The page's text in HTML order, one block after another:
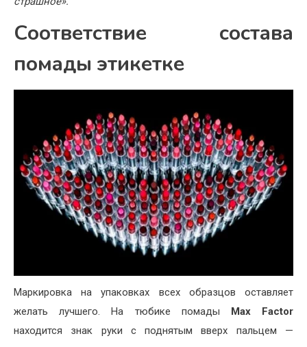
Соответствие состава
помады этикетке
Маркировка на упаковках всех образцов оставляет
желать лучшего. На тюбике помады Max Factor
находится знак руки с поднятым вверх пальцем —